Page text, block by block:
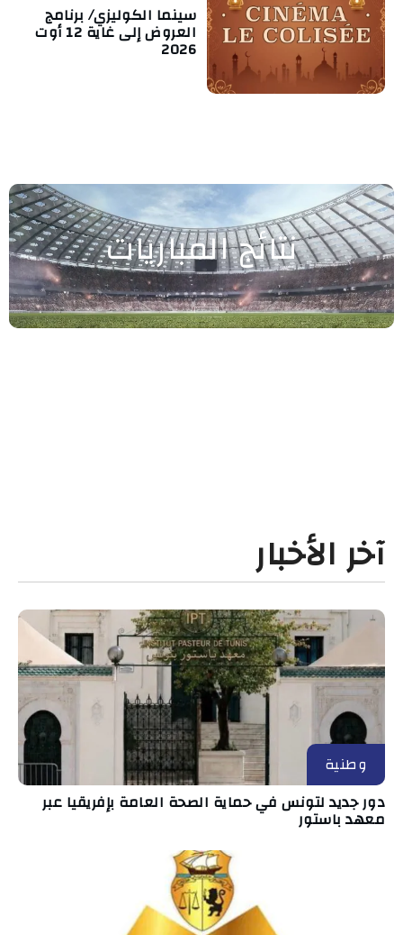
سينما الكوليزي/ برنامج
العروض إلى غاية 12 أوت
2026
نتائج المباريات
آخر الأخبار
وطنية
دور جديد لتونس في حماية الصحة العامة بإفريقيا عبر
معهد باستور